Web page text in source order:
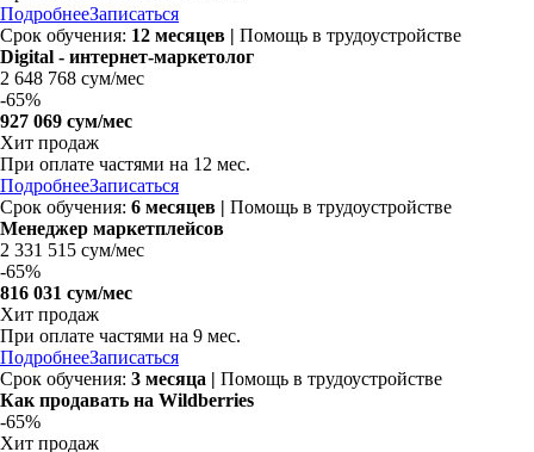
ПодробнееЗаписаться
Срок обучения: 12 месяцев | Помощь в трудоустройстве
Digital - интернет-маркетолог
2 648 768 сум/мес
-65%
927 069 сум/мес
Хит продаж
При оплате частями на 12 мес.
ПодробнееЗаписаться
Срок обучения: 6 месяцев | Помощь в трудоустройстве
Менеджер маркетплейсов
2 331 515 сум/мес
-65%
816 031 сум/мес
Хит продаж
При оплате частями на 9 мес.
ПодробнееЗаписаться
Срок обучения: 3 месяца | Помощь в трудоустройстве
Как продавать на Wildberries
-65%
Хит продаж